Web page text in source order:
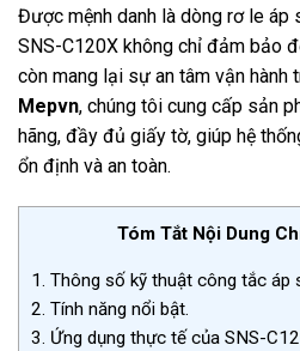
Được mệnh danh là dòng rơ le áp
SNS-C120X không chỉ đảm bảo
còn mang lại sự an tâm vận hành
Mepvn, chúng tôi cung cấp sản
hãng, đầy đủ giấy tờ, giúp hệ
ổn định và an toàn.
Tóm Tắt Nội Dung
1. Thông số kỹ thuật công tắc áp
2. Tính năng nổi bật.
3. Ứng dụng thực tế của SNS-